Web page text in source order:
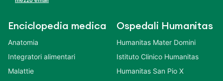
Enciclopedia medica
Anatomia
Integratori alimentari
Malattie
Ospedali Humanitas
Humanitas Mater Domini
Istituto Clinico Humanitas
Humanitas San Pio X